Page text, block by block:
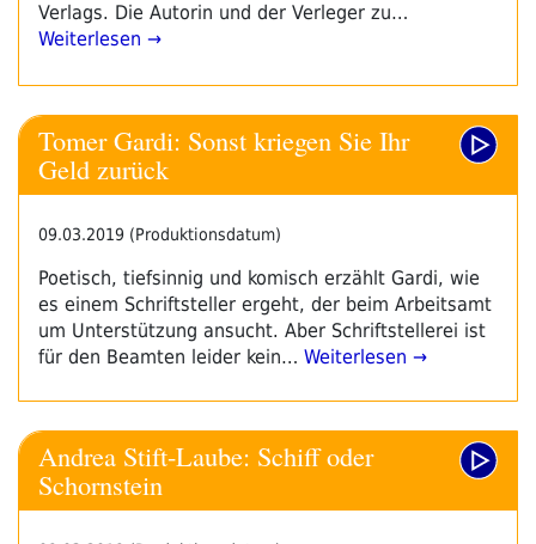
Verlags. Die Autorin und der Verleger zu…
Weiterlesen →
Tomer Gardi: Sonst kriegen Sie Ihr
Geld zurück
09.03.2019 (Produktionsdatum)
Poetisch, tiefsinnig und komisch erzählt Gardi, wie
es einem Schriftsteller ergeht, der beim Arbeitsamt
um Unterstützung ansucht. Aber Schriftstellerei ist
für den Beamten leider kein… Weiterlesen →
Andrea Stift-Laube: Schiff oder
Schornstein